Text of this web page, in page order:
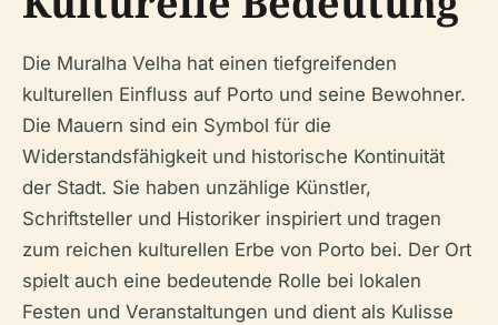
Die Muralha Velha hat einen tiefgreifenden
kulturellen Einfluss auf Porto und seine Bewohner.
Die Mauern sind ein Symbol für die
Widerstandsfähigkeit und historische Kontinuität
der Stadt. Sie haben unzählige Künstler,
Schriftsteller und Historiker inspiriert und tragen
zum reichen kulturellen Erbe von Porto bei. Der Ort
spielt auch eine bedeutende Rolle bei lokalen
Festen und Veranstaltungen und dient als Kulisse